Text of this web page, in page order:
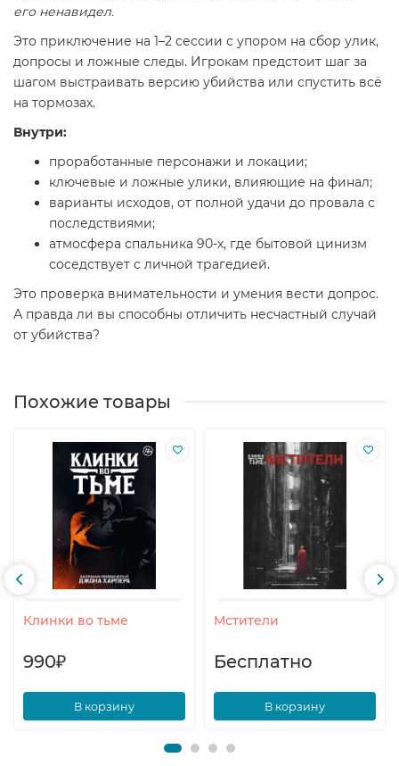
его ненавидел.
Это приключение на 1–2 сессии с упором на сбор улик,
допросы и ложные следы. Игрокам предстоит шаг за
шагом выстраивать версию убийства или спустить всё
на тормозах.
Внутри:
проработанные персонажи и локации;
ключевые и ложные улики, влияющие на финал;
варианты исходов, от полной удачи до провала с
последствиями;
атмосфера спальника 90-х, где бытовой цинизм
соседствует с личной трагедией.
Это проверка внимательности и умения вести допрос.
А правда ли вы способны отличить несчастный случай
от убийства?
Похожие товары
Клинки во тьме
990₽
В корзину
Мстители
Бесплатно
В корзину